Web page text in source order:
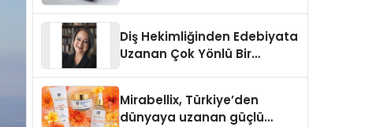
Diş Hekimliğinden Edebiyata
Uzanan Çok Yönlü Bir
Mirabellix, Türkiye’den
dünyaya uzanan güçlü